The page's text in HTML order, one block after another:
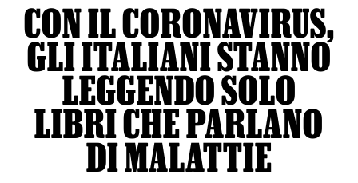
CON IL CORONAVIRUS,
GLI ITALIANI STANNO
LEGGENDO SOLO
LIBRI CHE PARLANO
DI MALATTIE